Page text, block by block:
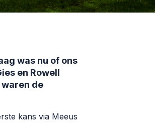
was nu of ons
en Rowell
de
kans via Meeus